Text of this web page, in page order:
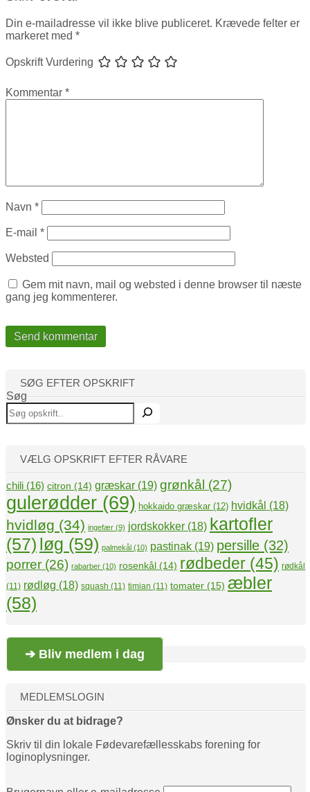
Din e-mailadresse vil ikke blive publiceret. Krævede felter er
markeret med *
Opskrift Vurdering
Kommentar *
Navn *
E-mail *
Websted
Gem mit navn, mail og websted i denne browser til næste
gang jeg kommenterer.
SØG EFTER OPSKRIFT
Søg
VÆLG OPSKRIFT EFTER RÅVARE
chili (16) citron (14) græskar (19) grønkål (27)
gulerødder (69) hokkaido græskar (12) hvidkål (18)
hvidløg (34) ingefær (9) jordskokker (18) kartofler
(57) løg (59) palmekål (10) pastinak (19) persille (32)
porrer (26) rabarber (10) rosenkål (14) rødbeder (45) rødkål
(11) rødløg (18) squash (11) timian (11) tomater (15) æbler
(58)
➔ Bliv medlem i dag
MEDLEMSLOGIN
Ønsker du at bidrage?
Skriv til din lokale Fødevarefællesskabs forening for
loginoplysninger.